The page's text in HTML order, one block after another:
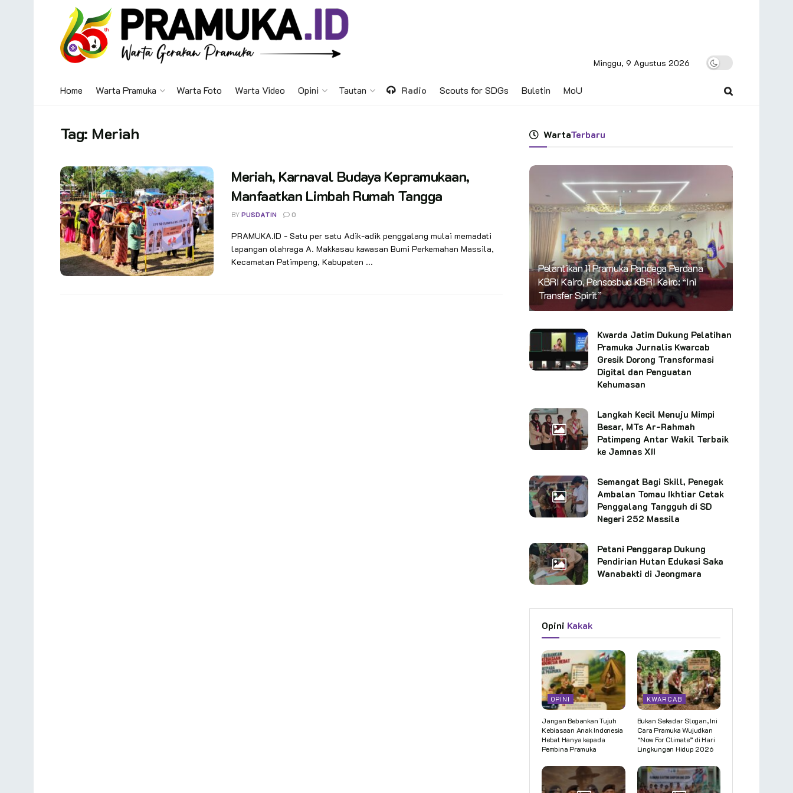
Minggu, 9 Agustus 2026
Home Warta Pramuka Warta Foto Warta Video Opini Tautan Radio Scouts for SDGs Buletin MoU
Tag: Meriah
Meriah, Karnaval Budaya Kepramukaan,
Manfaatkan Limbah Rumah Tangga
BY PUSDATIN 0
PRAMUKA.ID - Satu per satu Adik-adik penggalang mulai memadati
lapangan olahraga A. Makkasau kawasan Bumi Perkemahan Massila,
Kecamatan Patimpeng, Kabupaten ...
WartaTerbaru
Pelantikan 11 Pramuka Pandega Perdana
KBRI Kairo, Pensosbud KBRI Kairo: “Ini
Transfer Spirit”
Kwarda Jatim Dukung Pelatihan
Pramuka Jurnalis Kwarcab
Gresik Dorong Transformasi
Digital dan Penguatan
Kehumasan
Langkah Kecil Menuju Mimpi
Besar, MTs Ar-Rahmah
Patimpeng Antar Wakil Terbaik
ke Jamnas XII
Semangat Bagi Skill, Penegak
Ambalan Tomau Ikhtiar Cetak
Penggalang Tangguh di SD
Negeri 252 Massila
Petani Penggarap Dukung
Pendirian Hutan Edukasi Saka
Wanabakti di Jeongmara
Opini Kakak
OPINI
Jangan Bebankan Tujuh
Kebiasaan Anak Indonesia
Hebat Hanya kepada
Pembina Pramuka
KWARCAB
Bukan Sekadar Slogan, Ini
Cara Pramuka Wujudkan
“Now For Climate” di Hari
Lingkungan Hidup 2026